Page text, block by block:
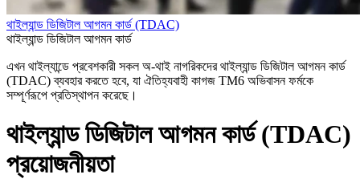
থাইল্যান্ড ডিজিটাল আগমন কার্ড (TDAC)
থাইল্যান্ড ডিজিটাল আগমন কার্ড
এখন থাইল্যান্ডে প্রবেশকারী সকল অ-থাই নাগরিকদের থাইল্যান্ড ডিজিটাল আগমন কার্ড
(TDAC) ব্যবহার করতে হবে, যা ঐতিহ্যবাহী কাগজ TM6 অভিবাসন ফর্মকে
সম্পূর্ণরূপে প্রতিস্থাপন করেছে।
থাইল্যান্ড ডিজিটাল আগমন কার্ড (TDAC)
প্রয়োজনীয়তা